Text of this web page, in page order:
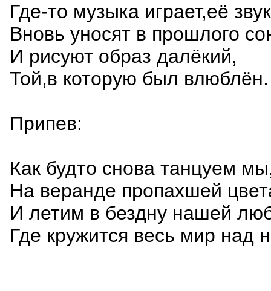
Где-то музыка играет,её
Вновь уносят в прошлого
И рисуют образ далёкий,
Той,в которую был влюблён.
Припев:
Как будто снова танцуем
На веранде пропахшей
И летим в бездну нашей
Где кружится весь мир над